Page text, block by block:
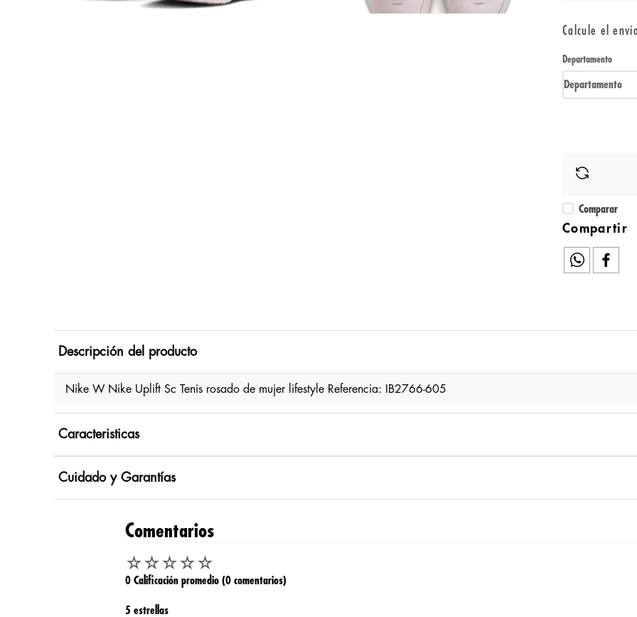
Calcule el
Departamento
Departamento
Comparar
Descripción del producto
Nike W Nike Uplift Sc Tenis rosado de mujer lifestyle Referencia: IB2766-605
Caracteristicas
Cuidado y Garantías
Comentarios
☆☆☆☆☆
0 Calificación promedio (0 comentarios)
5 estrellas